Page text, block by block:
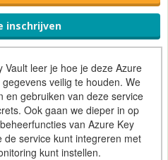
inschrijven
leer je hoe je deze Azure
veilig te houden. We
en gebruiken van deze service
Ook gaan we dieper in op
van Azure Key
de service kunt integreren met
kunt instellen.